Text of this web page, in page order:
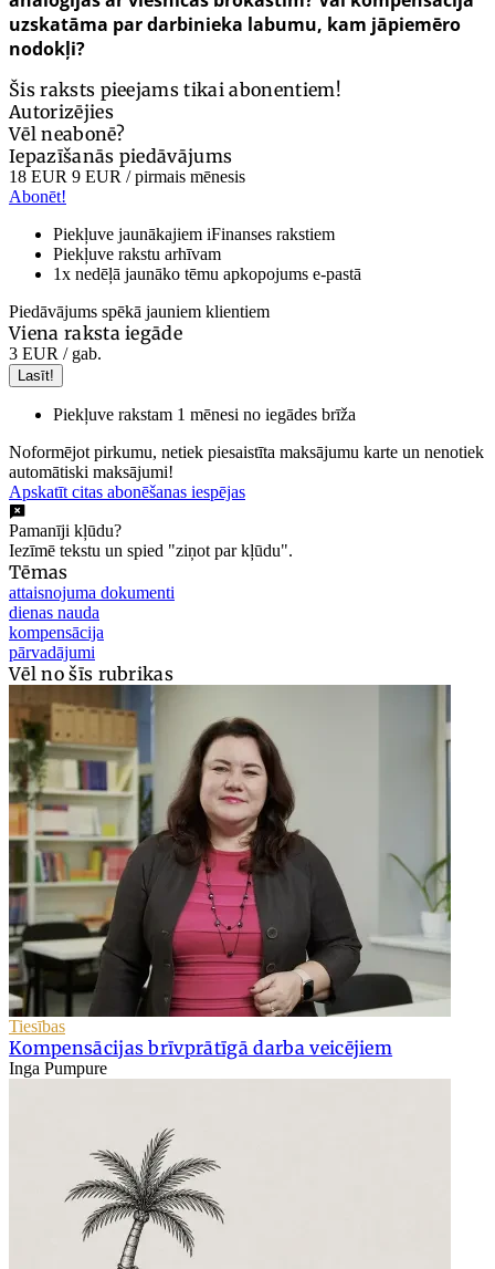
uzskatāma par darbinieka labumu, kam jāpiemēro
nodokļi?
Šis raksts pieejams tikai abonentiem!
Autorizējies
Vēl neabonē?
Iepazīšanās piedāvājums
18 EUR 9 EUR / pirmais mēnesis
Abonēt!
Piekļuve jaunākajiem iFinanses rakstiem
Piekļuve rakstu arhīvam
1x nedēļā jaunāko tēmu apkopojums e-pastā
Piedāvājums spēkā jauniem klientiem
Viena raksta iegāde
3 EUR / gab.
Lasīt!
Piekļuve rakstam 1 mēnesi no iegādes brīža
Noformējot pirkumu, netiek piesaistīta maksājumu karte un nenotiek
automātiski maksājumi!
Apskatīt citas abonēšanas iespējas
Pamanīji kļūdu?
Iezīmē tekstu un spied "ziņot par kļūdu".
Tēmas
attaisnojuma dokumenti
dienas nauda
kompensācija
pārvadājumi
Vēl no šīs rubrikas
Tiesības
Kompensācijas brīvprātīgā darba veicējiem
Inga Pumpure